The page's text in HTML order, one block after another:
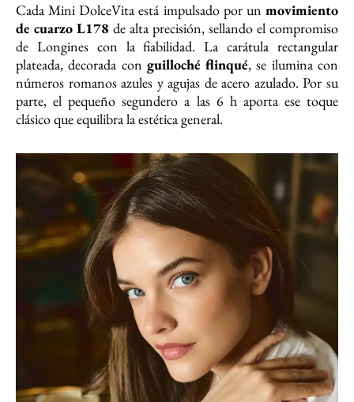
Cada Mini DolceVita está impulsado por un movimiento
de cuarzo L178 de alta precisión, sellando el compromiso
de Longines con la fiabilidad. La carátula rectangular
plateada, decorada con guilloché flinqué, se ilumina con
números romanos azules y agujas de acero azulado. Por su
parte, el pequeño segundero a las 6 h aporta ese toque
clásico que equilibra la estética general.